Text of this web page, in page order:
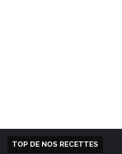
TOP DE NOS RECETTES